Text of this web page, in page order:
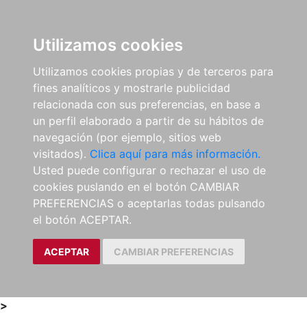
Utilizamos cookies
Utilizamos cookies propias y de terceros para
fines analíticos y mostrarle publicidad
relacionada con sus preferencias, en base a
un perfil elaborado a partir de su hábitos de
navegación (por ejemplo, sitios web
visitados). Clica aquí para más información.
Usted puede configurar o rechazar el uso de
cookies puslando en el botón CAMBIAR
PREFERENCIAS o aceptarlas todas pulsando
el botón ACEPTAR.
ACEPTAR CAMBIAR PREFERENCIAS
>